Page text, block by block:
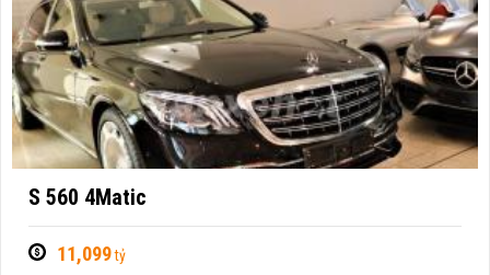
S 560 4Matic
11,099tỷ